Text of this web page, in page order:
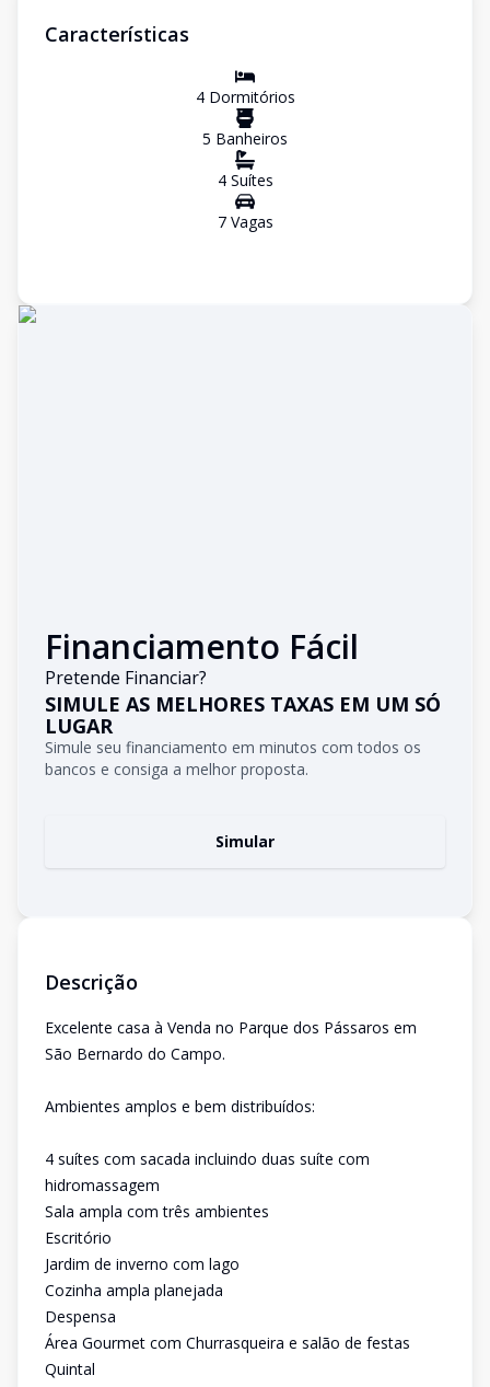
Características
4Dormitórios
5 Banheiros
4Suítes
7Vagas
Financiamento Fácil
Pretende Financiar?
SIMULE AS MELHORES TAXAS EM UM SÓ
LUGAR
Simule seu financiamento em minutos com todos os
bancos e consiga a melhor proposta.
Simular
Descrição
Excelente casa à Venda no Parque dos Pássaros em
São Bernardo do Campo.
Ambientes amplos e bem distribuídos:
4 suítes com sacada incluindo duas suíte com
hidromassagem
Sala ampla com três ambientes
Escritório
Jardim de inverno com lago
Cozinha ampla planejada
Despensa
Área Gourmet com Churrasqueira e salão de festas
Quintal